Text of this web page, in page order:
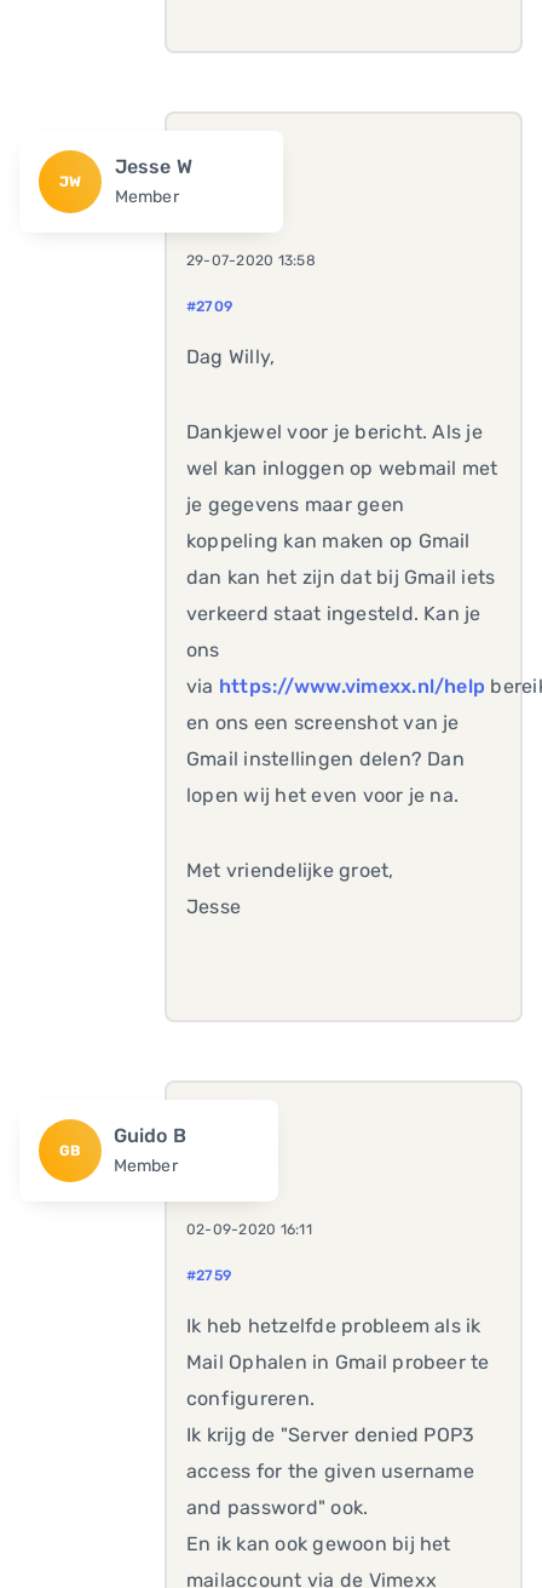
JW
Jesse W
Member
29-07-2020 13:58
#2709
Dag Willy,
Dankjewel voor je bericht. Als je
wel kan inloggen op webmail met
je gegevens maar geen
koppeling kan maken op Gmail
dan kan het zijn dat bij Gmail iets
verkeerd staat ingesteld. Kan je
ons
via https://www.vimexx.nl/help
en ons een screenshot van je
Gmail instellingen delen? Dan
lopen wij het even voor je na.
Met vriendelijke groet,
Jesse
GB
Guido B
Member
02-09-2020 16:11
#2759
Ik heb hetzelfde probleem als ik
Mail Ophalen in Gmail probeer te
configureren.
Ik krijg de "Server denied POP3
access for the given username
and password" ook.
En ik kan ook gewoon bij het
mailaccount via de Vimexx